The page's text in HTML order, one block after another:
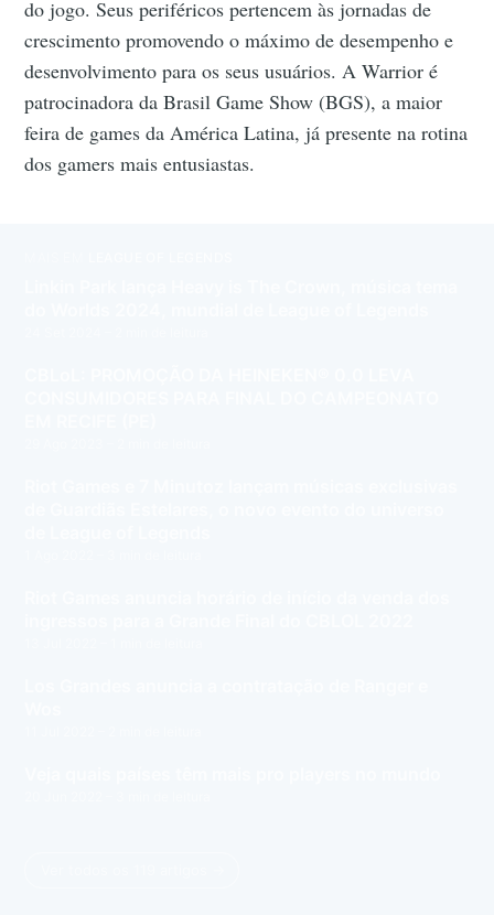
do jogo. Seus periféricos pertencem às jornadas de
crescimento promovendo o máximo de desempenho e
desenvolvimento para os seus usuários. A Warrior é
patrocinadora da Brasil Game Show (BGS), a maior
feira de games da América Latina, já presente na rotina
dos gamers mais entusiastas.